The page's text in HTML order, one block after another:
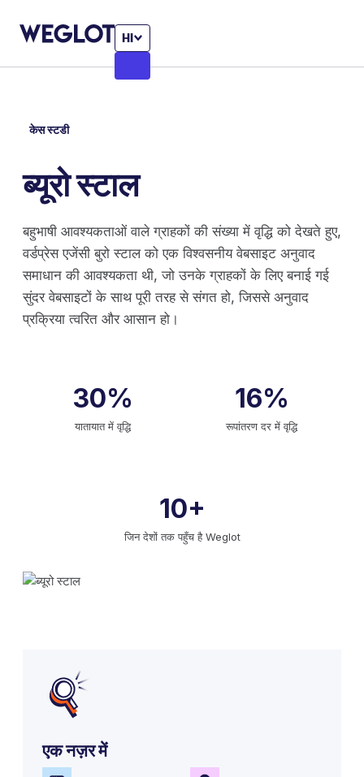
HI
केस स्टडी
ब्यूरो स्टाल
बहुभाषी आवश्यकताओं वाले ग्राहकों की संख्या में वृद्धि को देखते हुए,
वर्डप्रेस एजेंसी बुरो स्टाल को एक विश्वसनीय वेबसाइट अनुवाद
समाधान की आवश्यकता थी, जो उनके ग्राहकों के लिए बनाई गई
सुंदर वेबसाइटों के साथ पूरी तरह से संगत हो, जिससे अनुवाद
प्रक्रिया त्वरित और आसान हो।
30%
यातायात में वृद्धि
16%
रूपांतरण दर में वृद्धि
10+
जिन देशों तक पहुँच है Weglot
एक नज़र में